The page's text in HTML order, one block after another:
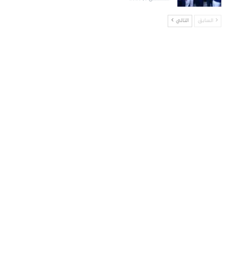
السابق التالي